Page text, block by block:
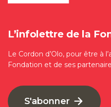
L’infolettre de la
Le Cordon d’Olo, pour être à
Fondation et de ses
S'abonner